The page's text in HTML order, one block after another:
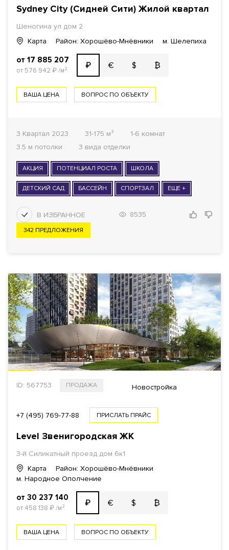
Sydney City (Сидней Сити) Жилой квартал
Шеногина ул дом 2
Карта
Район: Хорошёво-Мнёвники м. Шелепиха
от 17 885 207
от 576 942 ₽/м² ₽ € $ ₿
ВАША ЦЕНА ВОПРОС ПО ОБЪЕКТУ
3 Квартал 2023 31-175 м²
1-6 комнат
3.5 м потолки
3 вида отделки
АКЦИЯ ПОТЕНЦИАЛ РОСТА ШКОЛА
ДЕТСКИЙ САД БАССЕЙН СПОРТЗАЛ ЕЩЕ +
8535
342 ПРЕДЛОЖЕНИЯ
ID: 567753 ПРОДАЖА Новостройка
+7 (495) 769-77-88 ПРИСЛАТЬ ПРАЙС
Level Звенигородская ЖК
3-й Силикатный проезд дом 6к1
Карта
Район: Хорошёво-Мнёвники
м. Народное Ополчение
от 30 237 140
от 458 138 ₽/м² ₽ € $ ₿
ВАША ЦЕНА ВОПРОС ПО ОБЪЕКТУ